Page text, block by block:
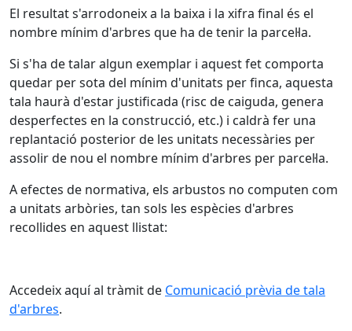
El resultat s'arrodoneix a la baixa i la xifra final és el
nombre mínim d'arbres que ha de tenir la parcel·la.
Si s'ha de talar algun exemplar i aquest fet comporta
quedar per sota del mínim d'unitats per finca, aquesta
tala haurà d'estar justificada (risc de caiguda, genera
desperfectes en la construcció, etc.) i caldrà fer una
replantació posterior de les unitats necessàries per
assolir de nou el nombre mínim d'arbres per parcel·la.
A efectes de normativa, els arbustos no computen com
a unitats arbòries, tan sols les espècies d'arbres
recollides en aquest llistat:
Accedeix aquí al tràmit de Comunicació prèvia de tala
d'arbres.